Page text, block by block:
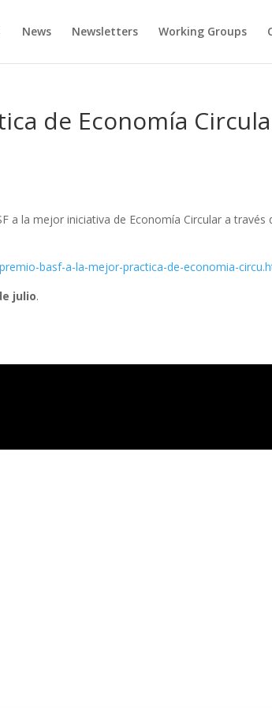
News Newsletters Working Groups
de Economía
a la mejor iniciativa de Economía Circular a través
basf-a-la-mejor-practica-de-economia-
julio.